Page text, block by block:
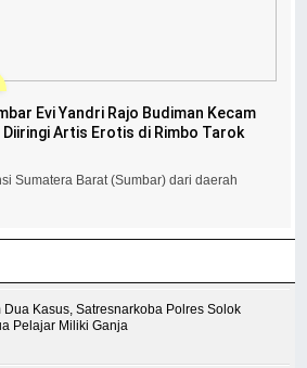
Evi Yandri Rajo Budiman Kecam
Artis Erotis di Rimbo Tarok
Sumatera Barat (Sumbar) dari daerah
Dua Kasus, Satresnarkoba Polres Solok
Pelajar Miliki Ganja